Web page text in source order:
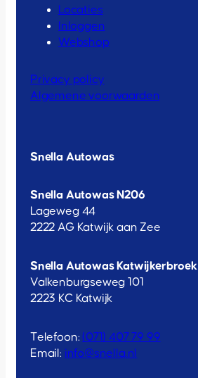
Locaties
Inloggen
Webshop
Privacy policy
Algemene voorwaarden
Snella Autowas
Snella Autowas N206
Lageweg 44
2222 AG Katwijk aan Zee
Snella Autowas Katwijkerbroek
Valkenburgseweg 101
2223 KC Katwijk
Telefoon:(071) 407 79 99
Email: info@snella.nl